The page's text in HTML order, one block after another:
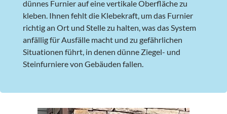
dünnes Furnier auf eine vertikale Oberfläche zu
kleben. Ihnen fehlt die Klebekraft, um das Furnier
richtig an Ort und Stelle zu halten, was das System
anfällig für Ausfälle macht und zu gefährlichen
Situationen führt, in denen dünne Ziegel- und
Steinfurniere von Gebäuden fallen.